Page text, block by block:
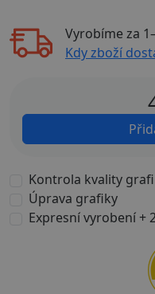
Vyrobíme za
Kdy zboží
Kontrola kvality
Úprava grafiky
Expresní vyrobení +